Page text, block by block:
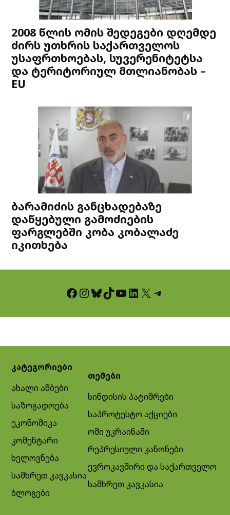
2008 წლის ომის შედეგები დღემდე
ძირს უთხრის საქართველოს
უსაფრთხოებას, სუვერენიტეტსა
და ტერიტორიულ მთლიანობას –
EU
ბარამიძის განცხადებაზე
დაწყებული გამოძიების
ფარგლებში კობა კობალაძე
იკითხება
Facebook InstagramBluesky TikTok YouTube LinkedIn X Telegram
კატეგორიები
ახალი ამბები
საზოგადოება
ეკონომიკა
კომენტარი
ხელოვნება
სამხრეთ კავკასია
ბლოგები
თემები
სინდისის პატიმრები
საპროტესტო აქციები
ომი უკრაინაში
რეპრესიული კანონები
ევროკავშირი და საქართველო
სამხრეთ კავკასია